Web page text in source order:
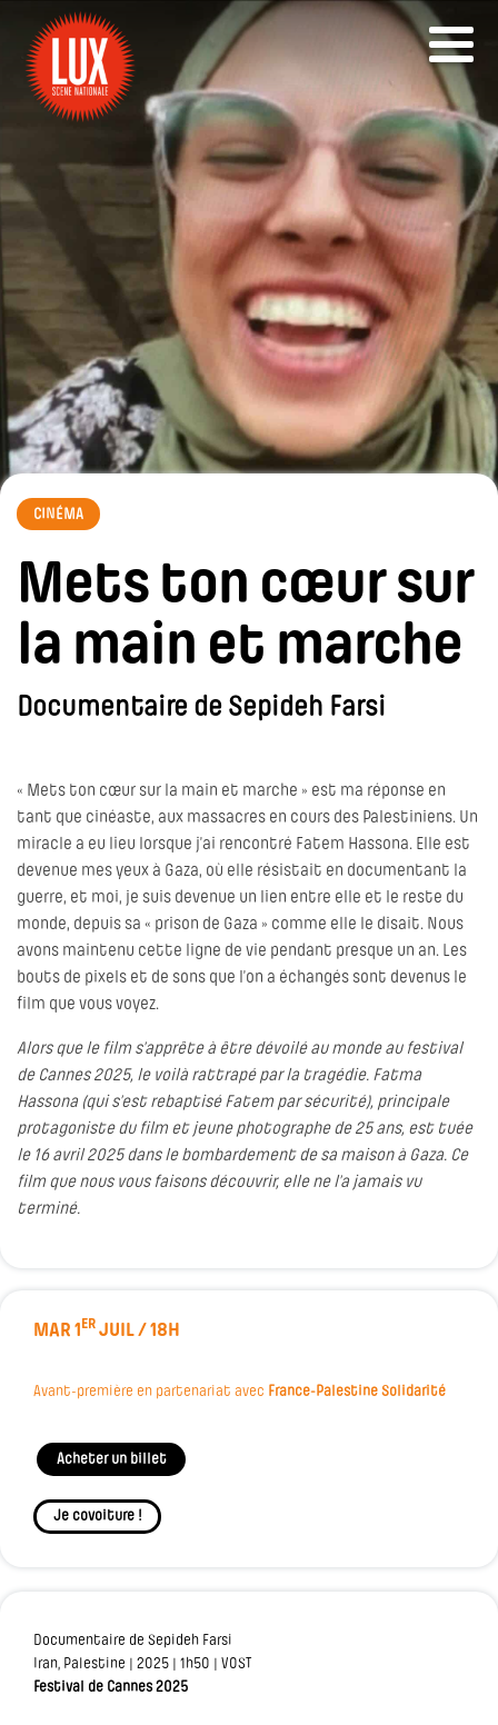
CINÉMA
Mets ton cœur sur
la main et marche
Documentaire de Sepideh Farsi
« Mets ton cœur sur la main et marche » est ma réponse en
tant que cinéaste, aux massacres en cours des Palestiniens. Un
miracle a eu lieu lorsque j’ai rencontré Fatem Hassona. Elle est
devenue mes yeux à Gaza, où elle résistait en documentant la
guerre, et moi, je suis devenue un lien entre elle et le reste du
monde, depuis sa « prison de Gaza » comme elle le disait. Nous
avons maintenu cette ligne de vie pendant presque un an. Les
bouts de pixels et de sons que l’on a échangés sont devenus le
film que vous voyez.
Alors que le film s’apprête à être dévoilé au monde au festival
de Cannes 2025, le voilà rattrapé par la tragédie. Fatma
Hassona (qui s’est rebaptisé Fatem par sécurité), principale
protagoniste du film et jeune photographe de 25 ans, est tuée
le 16 avril 2025 dans le bombardement de sa maison à Gaza. Ce
film que nous vous faisons découvrir, elle ne l’a jamais vu
terminé.
MAR 1 ER JUIL / 18H
Avant-première en partenariat avec France-Palestine Solidarité
Acheter un billet
Je covoiture !
Documentaire de Sepideh Farsi
Iran, Palestine | 2025 | 1h50 | VOST
Festival de Cannes 2025